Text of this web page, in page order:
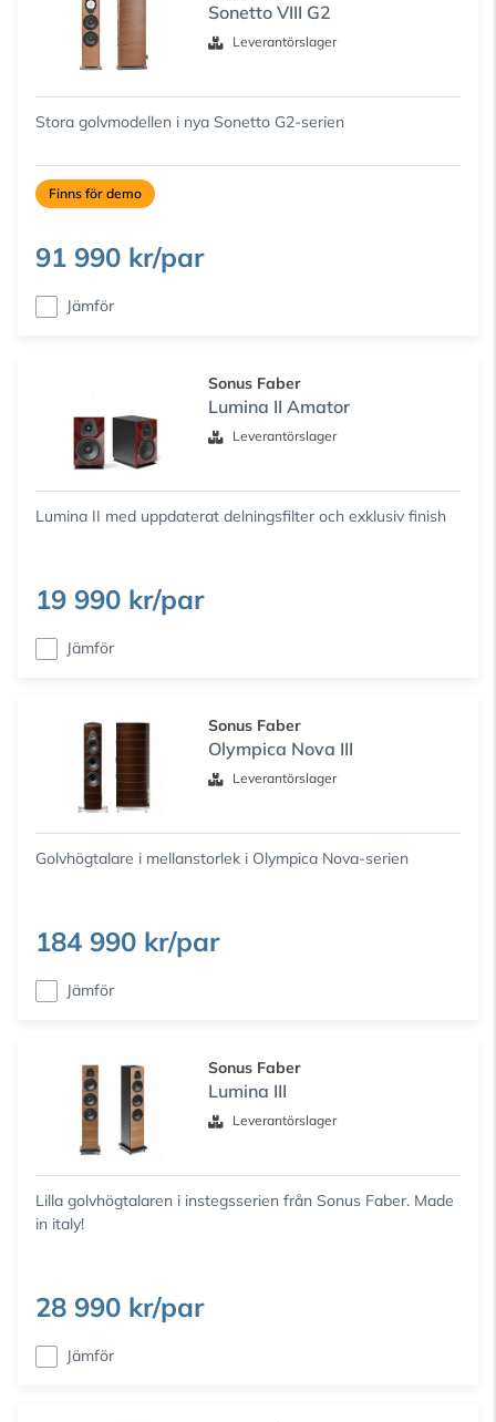
Sonetto VIII G2
Leverantörslager
Stora golvmodellen i nya Sonetto G2-serien
Finns för demo
91 990 kr/par
Jämför
Sonus Faber
Lumina II Amator
Leverantörslager
Lumina II med uppdaterat delningsfilter och exklusiv finish
19 990 kr/par
Jämför
Sonus Faber
Olympica Nova III
Leverantörslager
Golvhögtalare i mellanstorlek i Olympica Nova-serien
184 990 kr/par
Jämför
Sonus Faber
Lumina III
Leverantörslager
Lilla golvhögtalaren i instegsserien från Sonus Faber. Made
in italy!
28 990 kr/par
Jämför